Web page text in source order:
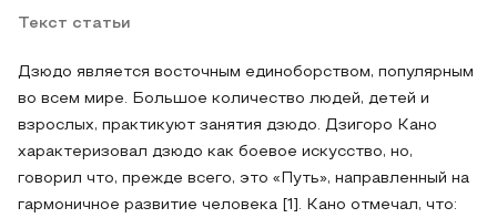
Текст статьи
Дзюдо является восточным единоборством, популярным
во всем мире. Большое количество людей, детей и
взрослых, практикуют занятия дзюдо. Дзигоро Кано
характеризовал дзюдо как боевое искусство, но,
говорил что, прежде всего, это «Путь», направленный на
гармоничное развитие человека [1]. Кано отмечал, что: